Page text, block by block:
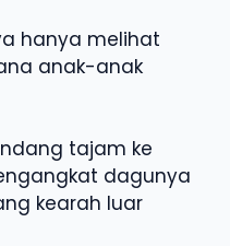
hanya melihat
anak-anak
tajam ke
dagunya
kearah luar